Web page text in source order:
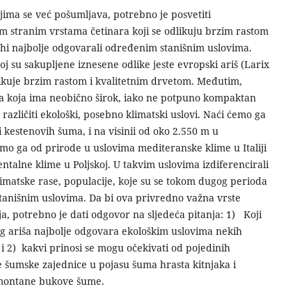
se već pošumljava, potrebno je posvetiti
stranim vrstama četinara koji se odlikuju brzim rastom
najbolje odgovarali određenim stanišnim uslovima.
su sakupljene iznesene odlike jeste evropski ariš (Larix
brzim rastom i kvalitetnim drvetom. Međutim,
koja ima neobično širok, iako ne potpuno kompaktan
ekološki, posebno klimatski uslovi. Naći ćemo ga
šuma, i na visinii od oko 2.550 m u
ga od prirode u uslovima mediteranske klime u Italiji
klime u Poljskoj. U takvim uslovima izdiferencirali
rase, populacije, koje su se tokom dugog perioda
uslovima. Da bi ova privredno važna vrste
potrebno je dati odgovor na sljedeća pitanja: 1) Koji
ariša najbolje odgovara ekološkim uslovima nekih
2) kakvi prinosi se mogu očekivati od pojedinih
zajednice u pojasu šuma hrasta kitnjaka i
bukove šume.